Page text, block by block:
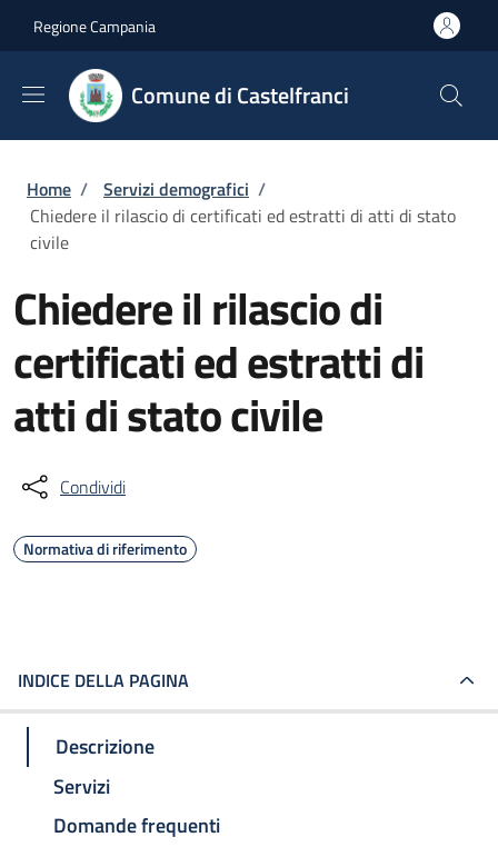
Regione Campania
Comune di Castelfranci
Briciole di pane
Home / Servizi demografici /
Chiedere il rilascio di certificati ed estratti di atti di stato
civile
Chiedere il rilascio di
certificati ed estratti di
atti di stato civile
Condividi
Normativa di riferimento
INDICE DELLA PAGINA
Descrizione
Servizi
Domande frequenti